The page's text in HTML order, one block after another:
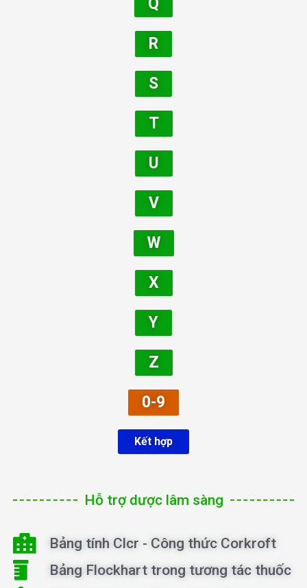
Q
R
S
T
U
V
W
X
Y
Z
0-9
Kết hợp
Hỗ trợ dược lâm sàng
Bảng tính Clcr - Công thức Corkroft
Bảng Flockhart trong tương tác thuốc